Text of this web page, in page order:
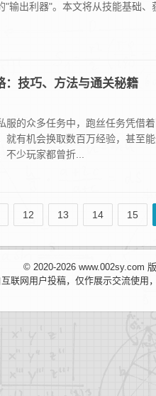
"输出利器"。本文将从技能基础
：技巧、方法与通关秘籍
服的众多任务中，跑丝任务凭借
就有机会换取数百万经验，甚至
不少玩家都曾折...
12 13 14 15
© 2020-2026 www.002sy.com
联网用户投稿，仅作展示交流使